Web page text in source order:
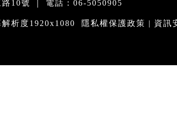
10號 ｜ 電話：06-5050905
析度1920x1080 隱私權保護政策 | 資訊